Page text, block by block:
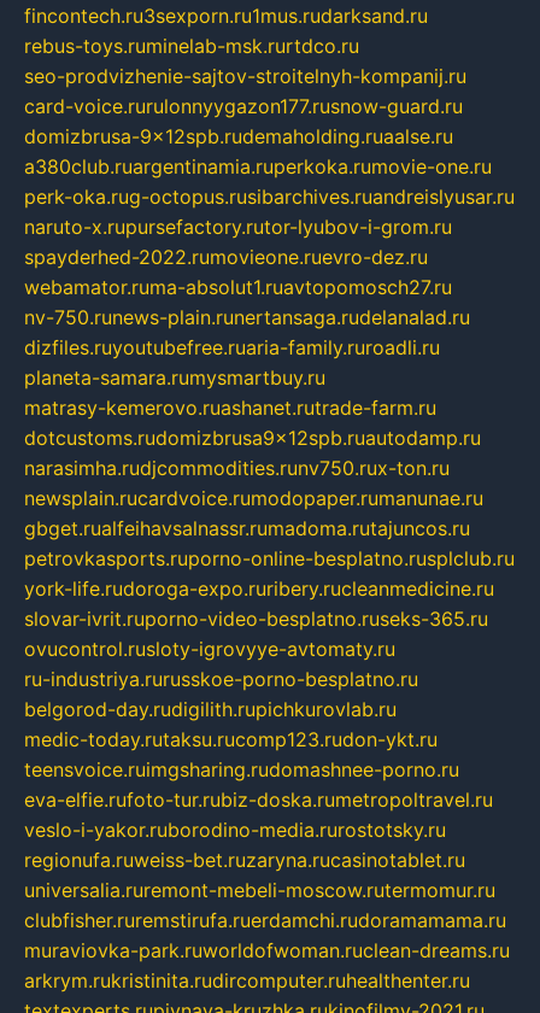
fincontech.ru3sexporn.ru1mus.rudarksand.ru
rebus-toys.ruminelab-msk.rurtdco.ru
seo-prodvizhenie-sajtov-stroitelnyh-kompanij.ru
card-voice.rurulonnyygazon177.rusnow-guard.ru
domizbrusa-9x12spb.rudemaholding.ruaalse.ru
a380club.ruargentinamia.ruperkoka.rumovie-one.ru
perk-oka.rug-octopus.rusibarchives.ruandreislyusar.ru
naruto-x.rupursefactory.rutor-lyubov-i-grom.ru
spayderhed-2022.rumovieone.ruevro-dez.ru
webamator.ruma-absolut1.ruavtopomosch27.ru
nv-750.runews-plain.runertansaga.rudelanalad.ru
dizfiles.ruyoutubefree.ruaria-family.ruroadli.ru
planeta-samara.rumysmartbuy.ru
matrasy-kemerovo.ruashanet.rutrade-farm.ru
dotcustoms.rudomizbrusa9x12spb.ruautodamp.ru
narasimha.rudjcommodities.runv750.rux-ton.ru
newsplain.rucardvoice.rumodopaper.rumanunae.ru
gbget.rualfeihavsalnassr.rumadoma.rutajuncos.ru
petrovkasports.ruporno-online-besplatno.rusplclub.ru
york-life.rudoroga-expo.ruribery.rucleanmedicine.ru
slovar-ivrit.ruporno-video-besplatno.ruseks-365.ru
ovucontrol.rusloty-igrovyye-avtomaty.ru
ru-industriya.rurusskoe-porno-besplatno.ru
belgorod-day.rudigilith.rupichkurovlab.ru
medic-today.rutaksu.rucomp123.rudon-ykt.ru
teensvoice.ruimgsharing.rudomashnee-porno.ru
eva-elfie.rufoto-tur.rubiz-doska.rumetropoltravel.ru
veslo-i-yakor.ruborodino-media.rurostotsky.ru
regionufa.ruweiss-bet.ruzaryna.rucasinotablet.ru
universalia.ruremont-mebeli-moscow.rutermomur.ru
clubfisher.ruremstirufa.ruerdamchi.rudoramamama.ru
muraviovka-park.ruworldofwoman.ruclean-dreams.ru
arkrym.rukristinita.rudircomputer.ruhealthenter.ru